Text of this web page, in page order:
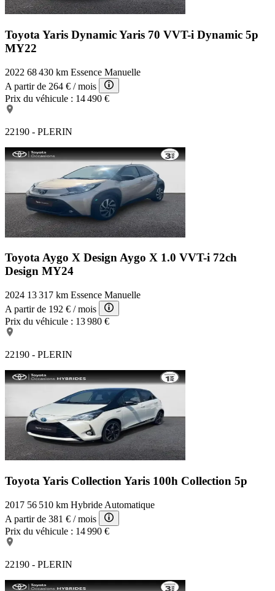
Toyota Yaris DynamicYaris 70 VVT-i Dynamic 5p
MY22
2022 68 430 km Essence Manuelle
A partir de 264 € / mois
Prix du véhicule : 14 490 €
22190 - PLERIN
Toyota Aygo X DesignAygo X 1.0 VVT-i 72ch
Design MY24
2024 13 317 km Essence Manuelle
A partir de 192 € / mois
Prix du véhicule : 13 980 €
22190 - PLERIN
Toyota Yaris Collection Yaris 100h Collection 5p
2017 56 510 km Hybride Automatique
A partir de 381 € / mois
Prix du véhicule : 14 990 €
22190 - PLERIN